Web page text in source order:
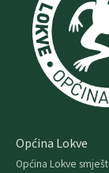
Općina Lokve
Općina Lokve